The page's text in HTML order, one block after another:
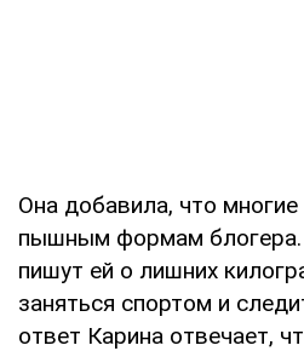
Она добавила, что
пышным формам блогера.
пишут ей о лишних
заняться спортом и
ответ Карина отвечает,